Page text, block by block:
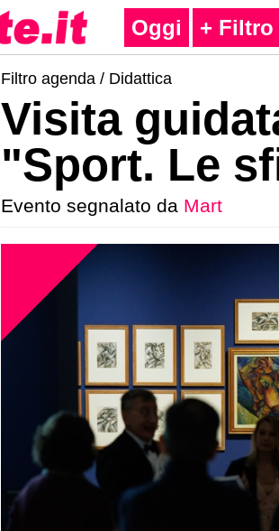
Oggi + Filtro
Filtro agenda / Didattica
Visita
"Sport. Le
Evento segnalato da Mart